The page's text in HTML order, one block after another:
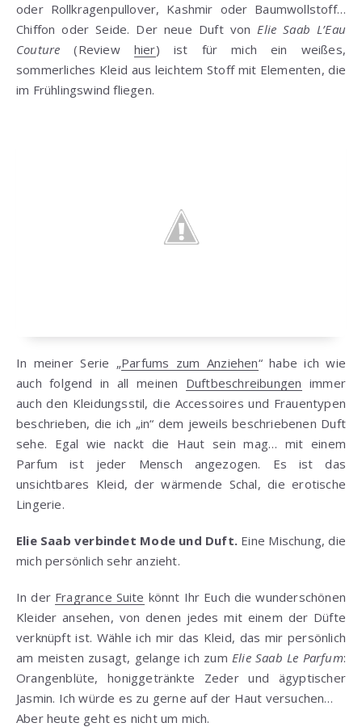
oder Rollkragenpullover, Kashmir oder Baumwollstoff…
Chiffon oder Seide. Der neue Duft vonElie Saab L’Eau
Couture (Review hier) ist für mich ein weißes,
sommerliches Kleid aus leichtem Stoff mit Elementen, die
im Frühlingswind fliegen.
In meiner Serie „Parfums zum Anziehen“ habe ich wie
auch folgend in all meinen Duftbeschreibungen immer
auch den Kleidungsstil, die Accessoires und Frauentypen
beschrieben, die ich „in“ dem jeweils beschriebenen Duft
sehe. Egal wie nackt die Haut sein mag… mit einem
Parfum ist jeder Mensch angezogen. Es ist das
unsichtbares Kleid, der wärmende Schal, die erotische
Lingerie.
Elie Saab verbindet Mode und Duft. Eine Mischung, die
mich persönlich sehr anzieht.
In der Fragrance Suite könnt Ihr Euch die wunderschönen
Kleider ansehen, von denen jedes mit einem der Düfte
verknüpft ist. Wähle ich mir das Kleid, das mir persönlich
am meisten zusagt, gelange ich zum Elie Saab Le Parfum:
Orangenblüte, honiggetränkte Zeder und ägyptischer
Jasmin. Ich würde es zu gerne auf der Haut versuchen…
Aber heute geht es nicht um mich.